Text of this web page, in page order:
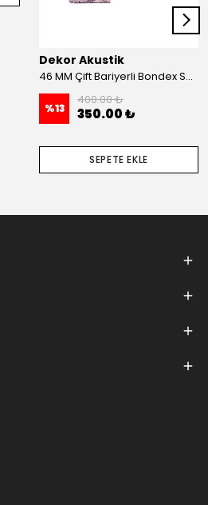
Dekor Akustik
46 MM Çift Bariyerli Bondex Ses Yalıtım Süngeri 100x50 MM
%13
400.00 ₺
350.00 ₺
SEPETE EKLE